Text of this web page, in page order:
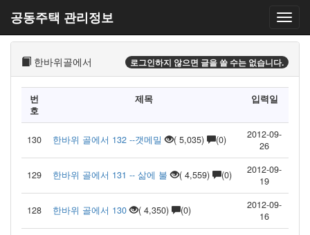
공동주택 관리정보
한바위골에서 로그인하지 않으면 글을 쓸 수는 없습니다.
번
호
제목 입력일
130 한바위 골에서 132 --갯메밀 ( 5,035) (0)
2012-09-
26
129 한바위 골에서 131 -- 삶에 불 ( 4,559) (0)
2012-09-
19
128 한바위 골에서 130 ( 4,350) (0)
2012-09-
16